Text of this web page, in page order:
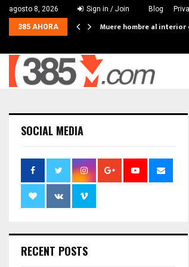
agosto 8, 2026 Sign in / Join Blog
385 AHORA Muere hombre al interior
SOCIAL MEDIA
RECENT POSTS